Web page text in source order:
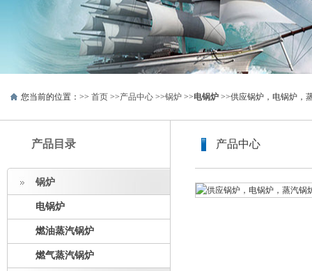
您当前的位置：>> 首页 >>产品中心 >>锅炉 >>电锅炉 >>供应锅炉，电锅炉，
产品目录
锅炉
电锅炉
燃油蒸汽锅炉
燃气蒸汽锅炉
产品中心